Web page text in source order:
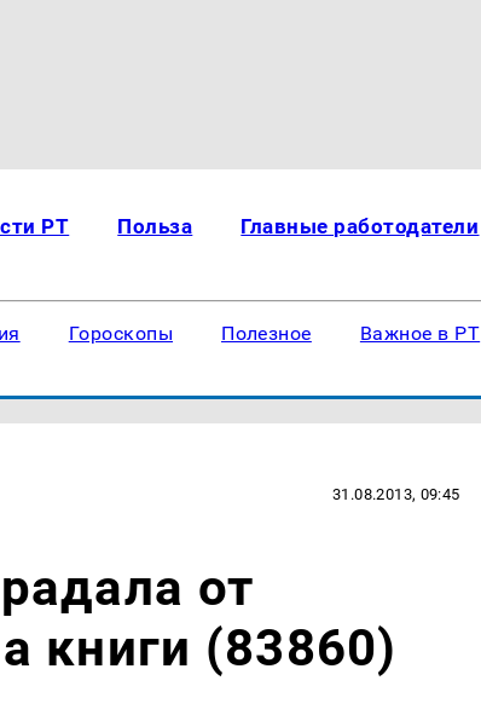
РТ Польза Главные работодатели
Гороскопы Полезное Важное в РТ
31.08.2013, 09:45
от
книги (83860)